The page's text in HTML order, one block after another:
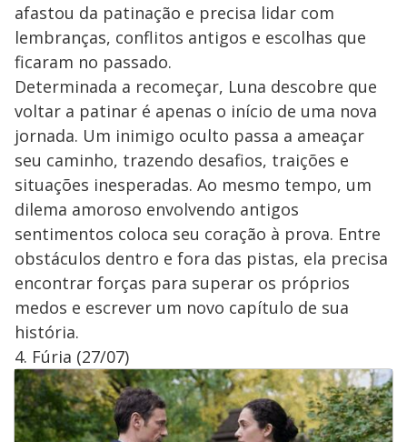
afastou da patinação e precisa lidar com
lembranças, conflitos antigos e escolhas que
ficaram no passado.
Determinada a recomeçar, Luna descobre que
voltar a patinar é apenas o início de uma nova
jornada. Um inimigo oculto passa a ameaçar
seu caminho, trazendo desafios, traições e
situações inesperadas. Ao mesmo tempo, um
dilema amoroso envolvendo antigos
sentimentos coloca seu coração à prova. Entre
obstáculos dentro e fora das pistas, ela precisa
encontrar forças para superar os próprios
medos e escrever um novo capítulo de sua
história.
4. Fúria (27/07)